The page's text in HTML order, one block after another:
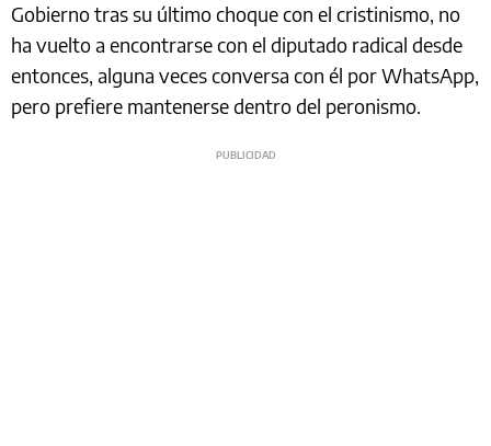
Gobierno tras su último choque con el cristinismo, no
ha vuelto a encontrarse con el diputado radical desde
entonces, alguna veces conversa con él por WhatsApp,
pero prefiere mantenerse dentro del peronismo.